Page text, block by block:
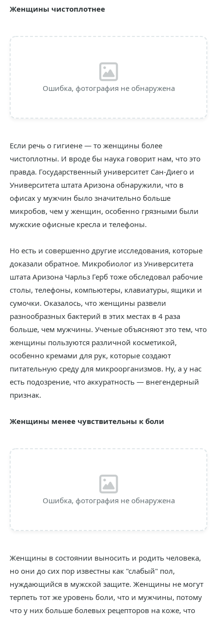
Женщины чистоплотнее
Ошибка, фотография не обнаружена
Если речь о гигиене — то женщины более
чистоплотны. И вроде бы наука говорит нам, что это
правда. Государственный университет Сан-Диего и
Университета штата Аризона обнаружили, что в
офисах у мужчин было значительно больше
микробов, чем у женщин, особенно грязными были
мужские офисные кресла и телефоны.
Но есть и совершенно другие исследования, которые
доказали обратное. Микробиолог из Университета
штата Аризона Чарльз Герб тоже обследовал рабочие
столы, телефоны, компьютеры, клавиатуры, ящики и
сумочки. Оказалось, что женщины развели
разнообразных бактерий в этих местах в 4 раза
больше, чем мужчины. Ученые объясняют это тем, что
женщины пользуются различной косметикой,
особенно кремами для рук, которые создают
питательную среду для микроорганизмов. Ну, а у нас
есть подозрение, что аккуратность — внегендерный
признак.
Женщины менее чувствительны к боли
Ошибка, фотография не обнаружена
Женщины в состоянии выносить и родить человека,
но они до сих пор известны как "слабый" пол,
нуждающийся в мужской защите. Женщины не могут
терпеть тот же уровень боли, что и мужчины, потому
что у них больше болевых рецепторов на коже, что